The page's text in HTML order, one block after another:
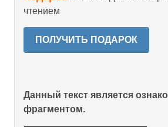
чтением
ПОЛУЧИТЬ ПОДАРОК
Данный текст является
фрагментом.